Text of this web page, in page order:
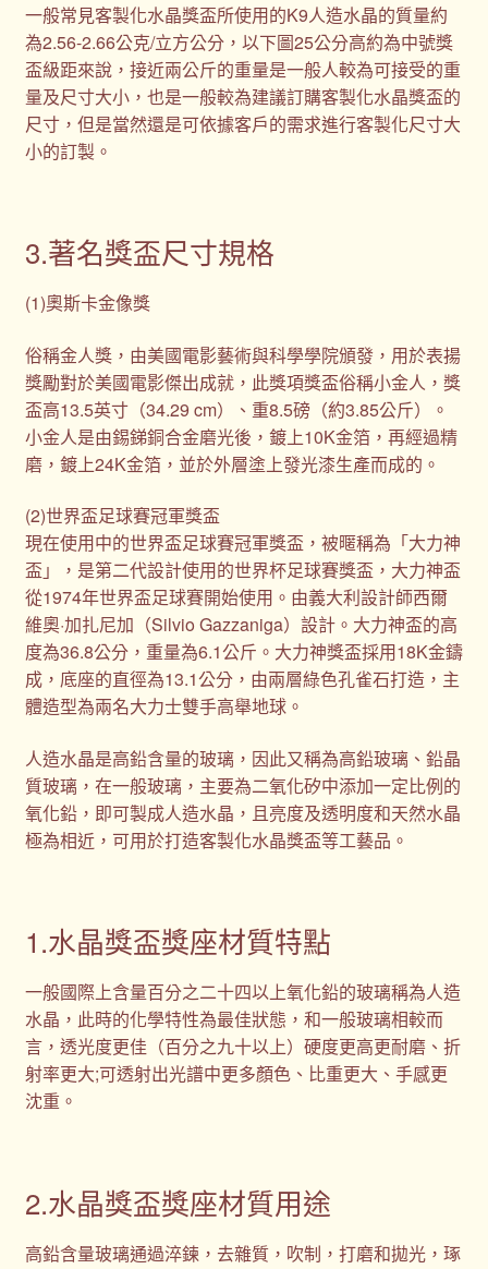
一般常見客製化水晶獎盃所使用的K9人造水晶的質量約
為2.56-2.66公克/立方公分，以下圖25公分高約為中號獎
盃級距來說，接近兩公斤的重量是一般人較為可接受的重
量及尺寸大小，也是一般較為建議訂購客製化水晶獎盃的
尺寸，但是當然還是可依據客戶的需求進行客製化尺寸大
小的訂製。
3.著名獎盃尺寸規格
(1)奧斯卡金像獎
俗稱金人獎，由美國電影藝術與科學學院頒發，用於表揚
獎勵對於美國電影傑出成就，此獎項獎盃俗稱小金人，獎
盃高13.5英寸（34.29 cm）、重8.5磅（約3.85公斤）。
小金人是由錫銻銅合金磨光後，鍍上10K金箔，再經過精
磨，鍍上24K金箔，並於外層塗上發光漆生產而成的。
(2)世界盃足球賽冠軍獎盃
現在使用中的世界盃足球賽冠軍獎盃，被暱稱為「大力神
盃」，是第二代設計使用的世界杯足球賽獎盃，大力神盃
從1974年世界盃足球賽開始使用。由義大利設計師西爾
維奧·加扎尼加（Silvio Gazzaniga）設計。大力神盃的高
度為36.8公分，重量為6.1公斤。大力神獎盃採用18K金鑄
成，底座的直徑為13.1公分，由兩層綠色孔雀石打造，主
體造型為兩名大力士雙手高舉地球。
人造水晶是高鉛含量的玻璃，因此又稱為高鉛玻璃、鉛晶
質玻璃，在一般玻璃，主要為二氧化矽中添加一定比例的
氧化鉛，即可製成人造水晶，且亮度及透明度和天然水晶
極為相近，可用於打造客製化水晶獎盃等工藝品。
1.水晶獎盃獎座材質特點
一般國際上含量百分之二十四以上氧化鉛的玻璃稱為人造
水晶，此時的化學特性為最佳狀態，和一般玻璃相較而
言，透光度更佳（百分之九十以上）硬度更高更耐磨、折
射率更大;可透射出光譜中更多顏色、比重更大、手感更
沈重。
2.水晶獎盃獎座材質用途
高鉛含量玻璃通過淬鍊，去雜質，吹制，打磨和拋光，琢